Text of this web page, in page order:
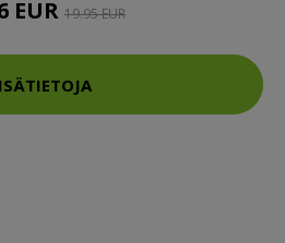
EUR 19.95 EUR